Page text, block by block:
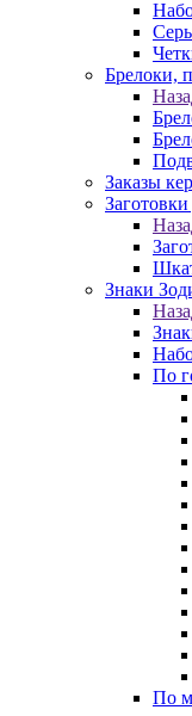
Брелоки,
Заказы
Заготовки
Знаки
По
По